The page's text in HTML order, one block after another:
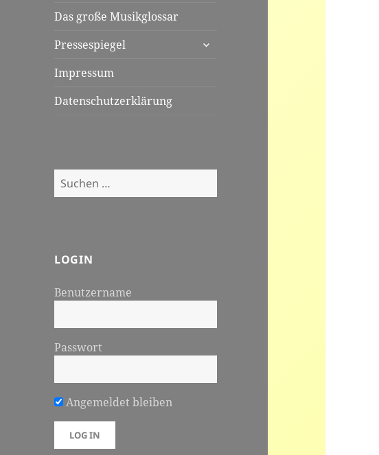
Das große Musikglossar
Pressespiegel
untermenü
Impressum
Datenschutzerklärung
Suchen
nach:
LOGIN
Benutzername
Passwort
Angemeldet bleiben